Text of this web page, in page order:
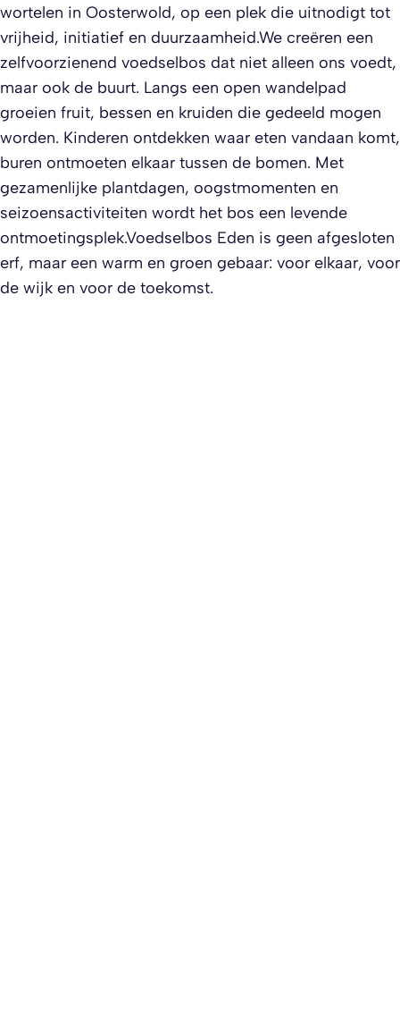
wortelen in Oosterwold, op een plek die uitnodigt tot
vrijheid, initiatief en duurzaamheid.We creëren een
zelfvoorzienend voedselbos dat niet alleen ons voedt,
maar ook de buurt. Langs een open wandelpad
groeien fruit, bessen en kruiden die gedeeld mogen
worden. Kinderen ontdekken waar eten vandaan komt,
buren ontmoeten elkaar tussen de bomen. Met
gezamenlijke plantdagen, oogstmomenten en
seizoensactiviteiten wordt het bos een levende
ontmoetingsplek.Voedselbos Eden is geen afgesloten
erf, maar een warm en groen gebaar: voor elkaar, voor
de wijk en voor de toekomst.